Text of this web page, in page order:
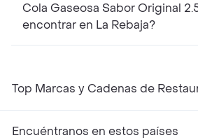
Cola Gaseosa Sabor Original
encontrar en La Rebaja?
Top Marcas y Cadenas de
Encuéntranos en estos países